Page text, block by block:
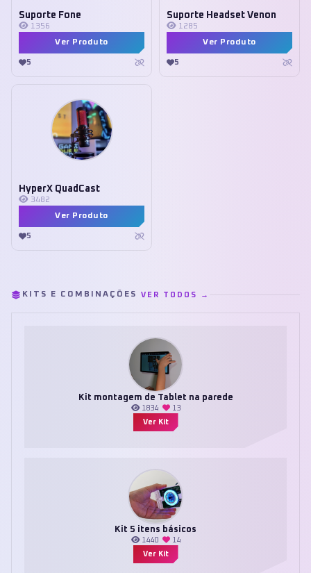
Suporte Fone
1356
Ver Produto
5
Suporte Headset Venon
1285
Ver Produto
5
HyperX QuadCast
3482
Ver Produto
5
KITS E COMBINAÇÕES VER TODOS →
Kit montagem de Tablet na parede
1834
13
Ver Kit
Kit 5 itens básicos
1440
14
Ver Kit